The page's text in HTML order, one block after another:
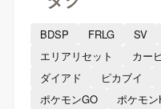
BDSP FRLG SV
エリアリセット
カー
ダイアド
ピカブイ
ポケモンGO
ポケモ